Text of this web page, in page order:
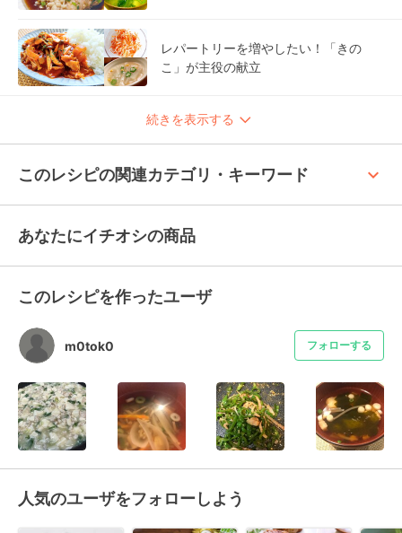
レパートリーを増やしたい！「きの
こ」が主役の献立
続きを表示する
このレシピの関連カテゴリ・キーワード keyboard_arrow_up
あなたにイチオシの商品
このレシピを作ったユーザ
m0tok0 フォローする
人気のユーザをフォローしよう